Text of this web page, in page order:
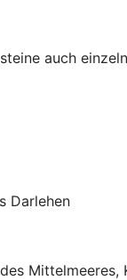
auch
Darlehen
Mittelmeeres,